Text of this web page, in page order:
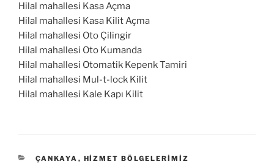
Hilal mahallesi Kasa Açma
Hilal mahallesi Kasa Kilit Açma
Hilal mahallesi Oto Çilingir
Hilal mahallesi Oto Kumanda
Hilal mahallesi Otomatik Kepenk Tamiri
Hilal mahallesi Mul-t-lock Kilit
Hilal mahallesi Kale Kapı Kilit
KATEGORILER
ÇANKAYA , HIZMET BÖLGELERIMIZ